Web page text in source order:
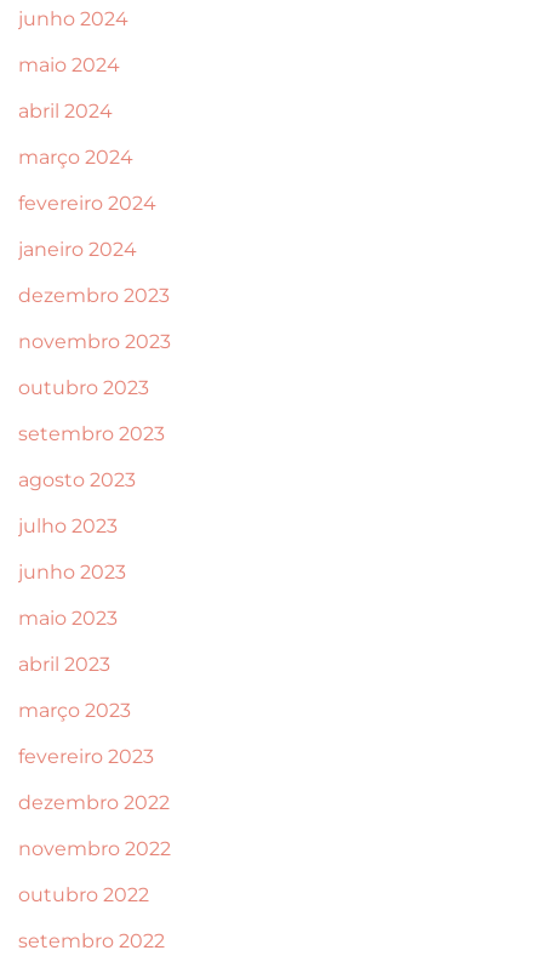
junho 2024
maio 2024
abril 2024
março 2024
fevereiro 2024
janeiro 2024
dezembro 2023
novembro 2023
outubro 2023
setembro 2023
agosto 2023
julho 2023
junho 2023
maio 2023
abril 2023
março 2023
fevereiro 2023
dezembro 2022
novembro 2022
outubro 2022
setembro 2022